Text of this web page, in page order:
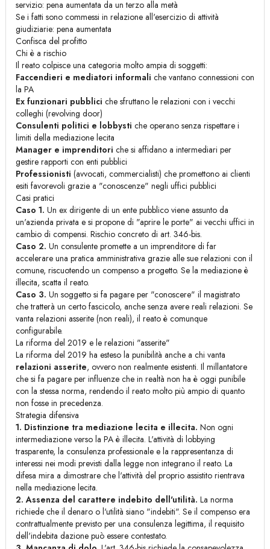
servizio: pena aumentata da un terzo alla metà
Se i fatti sono commessi in relazione all'esercizio di attività
giudiziarie: pena aumentata
Confisca del profitto
Chi è a rischio
Il reato colpisce una categoria molto ampia di soggetti:
Faccendieri e mediatori informali che vantano connessioni con
la PA
Ex funzionari pubblici che sfruttano le relazioni con i vecchi
colleghi (revolving door)
Consulenti politici e lobbysti che operano senza rispettare i
limiti della mediazione lecita
Manager e imprenditori che si affidano a intermediari per
gestire rapporti con enti pubblici
Professionisti (avvocati, commercialisti) che promettono ai clienti
esiti favorevoli grazie a "conoscenze" negli uffici pubblici
Casi pratici
Caso 1. Un ex dirigente di un ente pubblico viene assunto da
un'azienda privata e si propone di "aprire le porte" ai vecchi uffici in
cambio di compensi. Rischio concreto di art. 346-bis.
Caso 2. Un consulente promette a un imprenditore di far
accelerare una pratica amministrativa grazie alle sue relazioni con il
comune, riscuotendo un compenso a progetto. Se la mediazione è
illecita, scatta il reato.
Caso 3. Un soggetto si fa pagare per "conoscere" il magistrato
che tratterà un certo fascicolo, anche senza avere reali relazioni. Se
vanta relazioni asserite (non reali), il reato è comunque
configurabile.
La riforma del 2019 e le relazioni "asserite"
La riforma del 2019 ha esteso la punibilità anche a chi vanta
relazioni asserite, ovvero non realmente esistenti. Il millantatore
che si fa pagare per influenze che in realtà non ha è oggi punibile
con la stessa norma, rendendo il reato molto più ampio di quanto
non fosse in precedenza.
Strategia difensiva
1. Distinzione tra mediazione lecita e illecita. Non ogni
intermediazione verso la PA è illecita. L'attività di lobbying
trasparente, la consulenza professionale e la rappresentanza di
interessi nei modi previsti dalla legge non integrano il reato. La
difesa mira a dimostrare che l'attività del proprio assistito rientrava
nella mediazione lecita.
2. Assenza del carattere indebito dell'utilità. La norma
richiede che il denaro o l'utilità siano "indebiti". Se il compenso era
contrattualmente previsto per una consulenza legittima, il requisito
dell'indebita dazione può essere contestato.